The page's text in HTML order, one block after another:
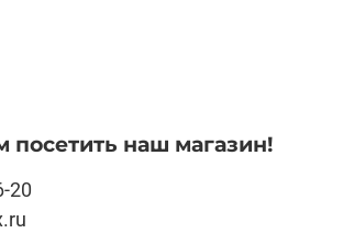
посетить наш магазин!
20